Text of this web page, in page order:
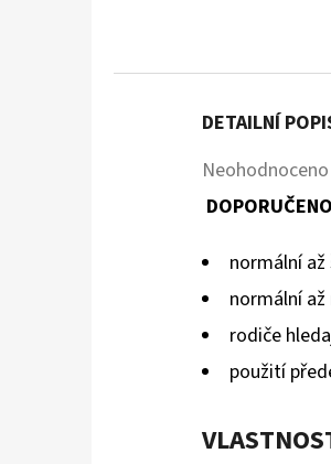
DETAILNÍ
Průměrné
hodnocení
Neohodnoceno
normální
normální
rodiče
použití